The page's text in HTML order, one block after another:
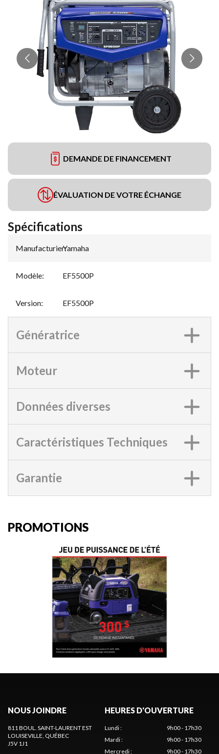
DEMANDE DE FINANCEMENT
ÉVALUATION DE VOTRE ÉCHANGE
Spécifications
Manufacturier:
Yamaha
Modèle: EF5500P
Version: EF5500P
Génératrice
Moteur
Données diverses
Caractéristiques Techniques
Garantie
PROMOTIONS
NOUS JOINDRE
811 BOUL. SAINT-LAURENT EST
LOUISEVILLE, QUÉBEC
J5V 1J1
HEURES D'OUVERTURE
Lundi:
9h00 - 17h30
Mardi:
9h00 - 17h30
Mercredi: 9h00 - 17h30